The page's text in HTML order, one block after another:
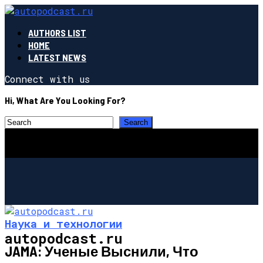
AUTHORS LIST
HOME
LATEST NEWS
Connect with us
Hi, What Are You Looking For?
autopodcast.ru
Наука и технологии
JAMA: Ученые Выснили, Что